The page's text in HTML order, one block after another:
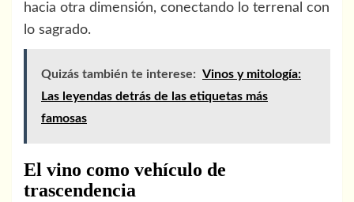
hacia otra dimensión, conectando lo terrenal con
lo sagrado.
Quizás también te interese: Vinos y mitología:
Las leyendas detrás de las etiquetas más
famosas
El vino como vehículo de
trascendencia